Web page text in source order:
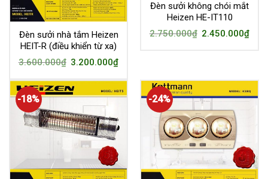
Đèn sưởi nhà tắm Heizen
HEIT-R (điều khiển từ xa)
3.600.000₫ 3.200.000₫
Đèn sưởi không chói mắt
Heizen HE-IT110
2.750.000₫ 2.450.000₫
-18% -24%